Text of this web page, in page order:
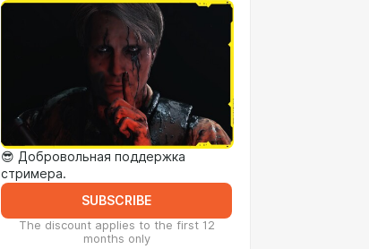
😎 Добровольная поддержка
стримера.
SUBSCRIBE
The discount applies to the first 12
months only